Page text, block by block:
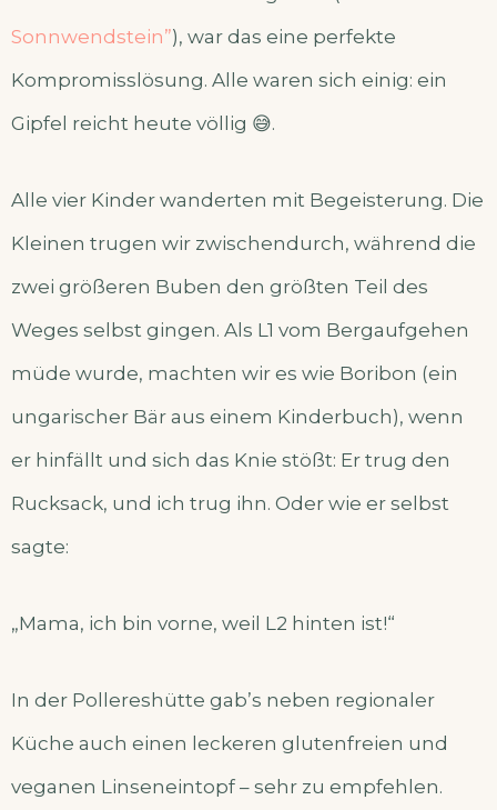
Sonnwendstein”), war das eine perfekte
Kompromisslösung. Alle waren sich einig: ein
Gipfel reicht heute völlig 😅.
Alle vier Kinder wanderten mit Begeisterung. Die
Kleinen trugen wir zwischendurch, während die
zwei größeren Buben den größten Teil des
Weges selbst gingen. Als L1 vom Bergaufgehen
müde wurde, machten wir es wie Boribon (ein
ungarischer Bär aus einem Kinderbuch), wenn
er hinfällt und sich das Knie stößt: Er trug den
Rucksack, und ich trug ihn. Oder wie er selbst
sagte:
„Mama, ich bin vorne, weil L2 hinten ist!“
In der Pollereshütte gab’s neben regionaler
Küche auch einen leckeren glutenfreien und
veganen Linseneintopf – sehr zu empfehlen.